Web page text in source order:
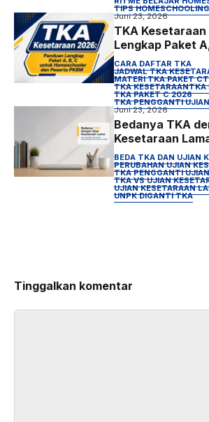
TIPS
Juni 23, 2026
TKA
Lengkap Paket
Homeschooler
PKBM
CARA DAFTAR TKA
JADWAL TKA
MATERI TKA PAKET C
TKA KESETARAANTKA
TKA PAKET C 2026
TKA PENGGANTI
Juni 23, 2026
Bedanya TKA
Kesetaraan
Berubah untuk
dan Peserta
BEDA TKA DAN UJIAN
PERUBAHAN UJIAN
TKA PENGGANTI
TKA VS UJIAN
UJIAN KESETARAAN
UNPK DIGANTI TKA
Tinggalkan komentar